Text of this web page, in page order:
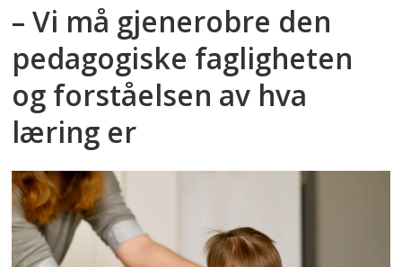
– Vi må gjenerobre den
pedagogiske fagligheten
og forståelsen av hva
læring er